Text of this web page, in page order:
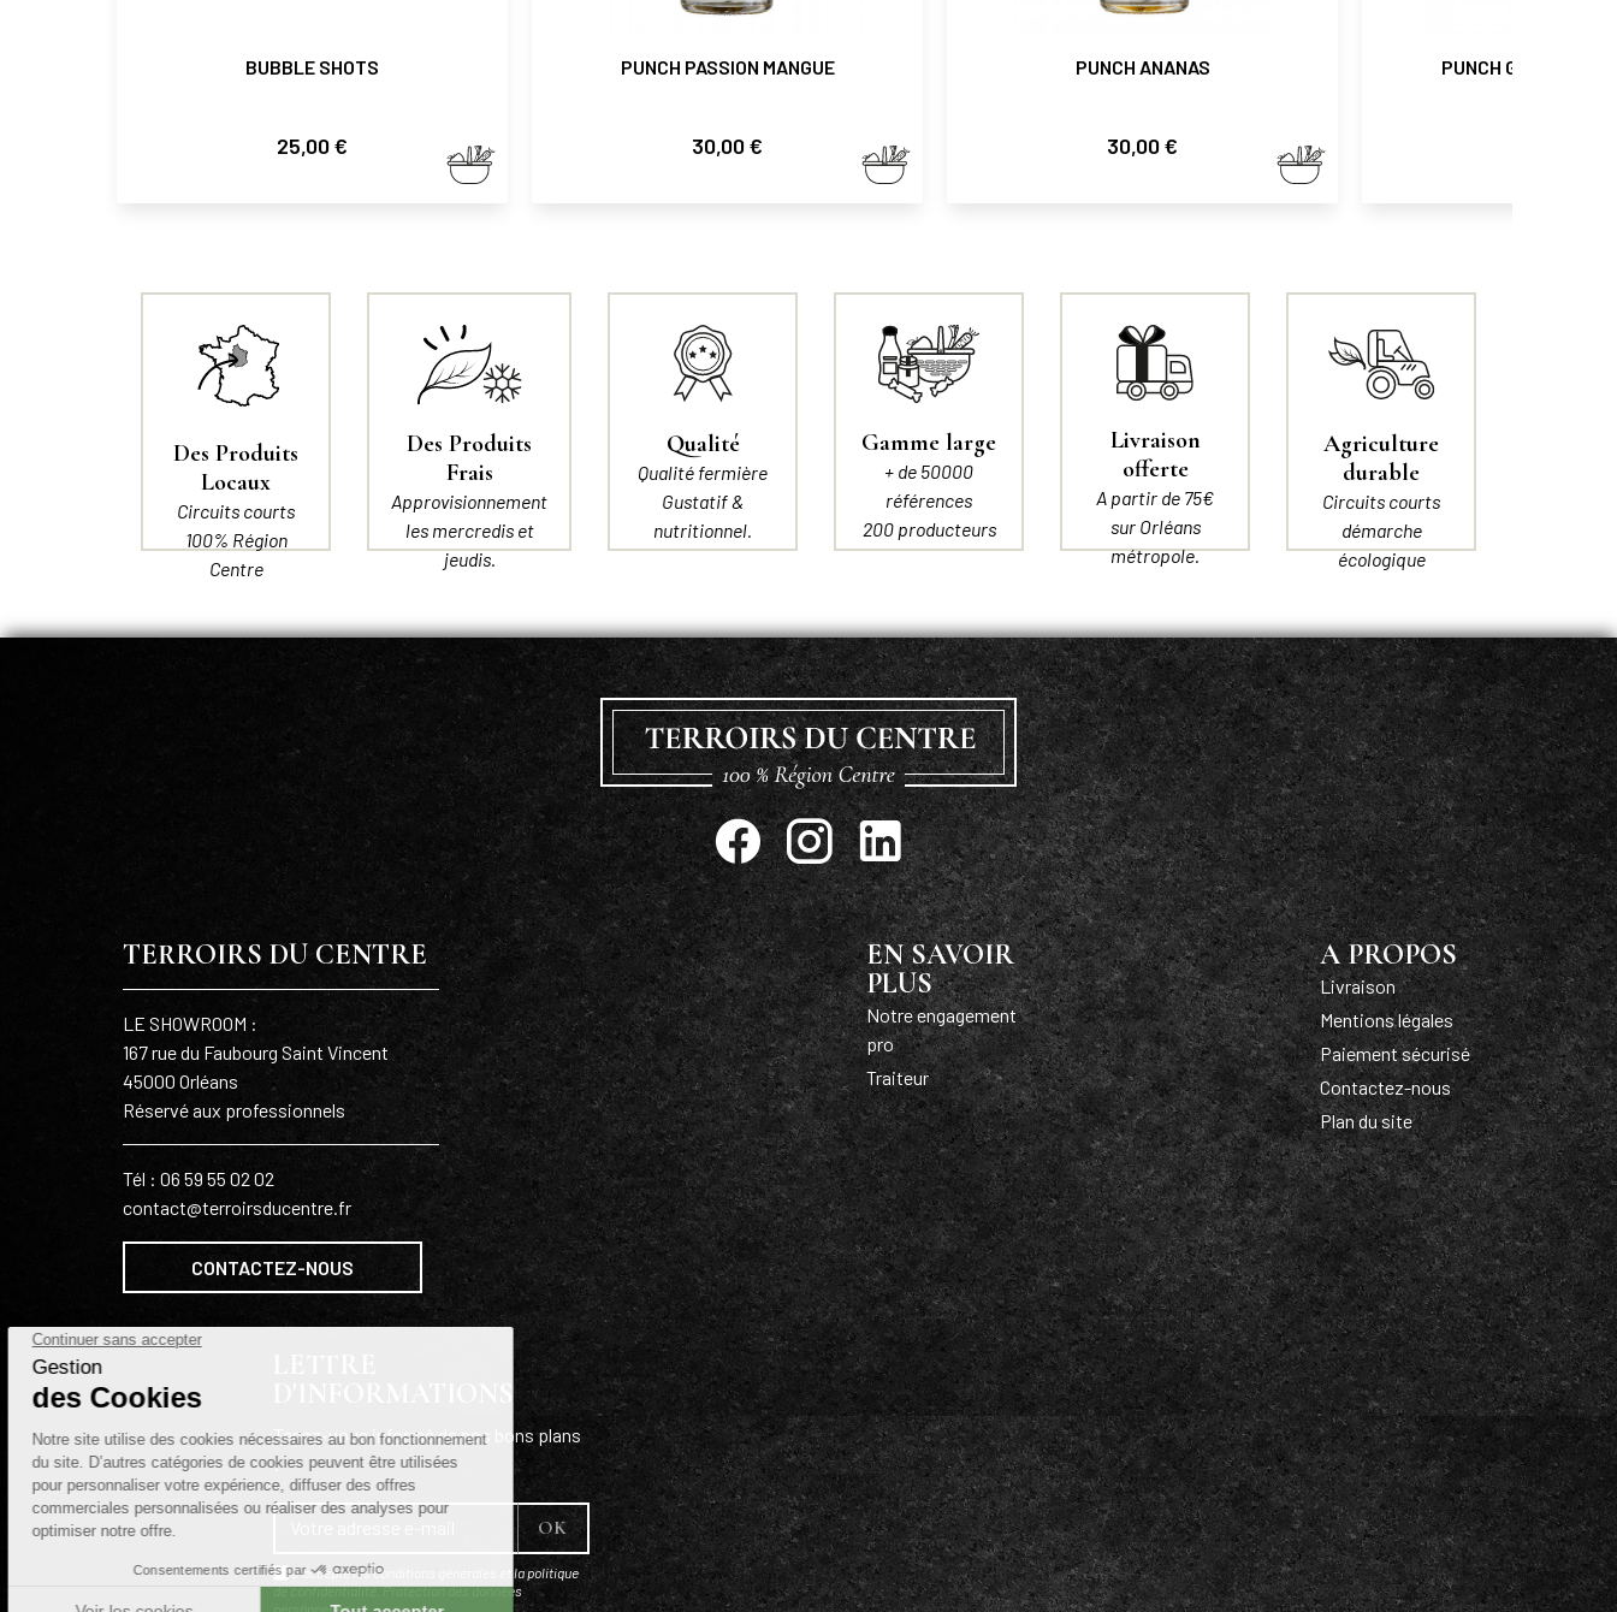
BUBBLE SHOTS
Prix
25,00 €
PUNCH PASSION MANGUE
Prix
30,00 €
PUNCH ANANAS
Prix
30,00 €
PUNCH GINGEMBRE
Des Produits
Locaux
Circuits courts
100% Région
Centre
Des Produits
Frais
Approvisionnement
les mercredis et
jeudis.
Qualité
Qualité fermière
Gustatif &
nutritionnel.
Gamme large
+ de 50000
références
200 producteurs
Livraison
offerte
A partir de 75€
sur Orléans
métropole.
Agriculture
durable
Circuits courts
démarche
écologique
TERROIRS DU CENTRE
LE SHOWROOM :
167 rue du Faubourg Saint Vincent
45000 Orléans
Réservé aux professionnels
Tél : 06 59 55 02 02
contact@terroirsducentre.fr
CONTACTEZ-NOUS
EN SAVOIR
PLUS
Notre engagement
pro
Traiteur
A PROPOS
Livraison
Mentions légales
Paiement sécurisé
Contactez-nous
Plan du site
Tenez-vous informé de nos bons plans
!
J'accepte les conditions générales et la politique
de confidentialité.Protection des données
personnelles.